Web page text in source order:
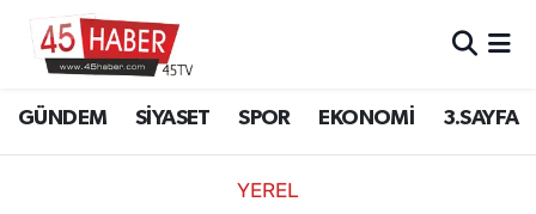
GÜNDEM SİYASET SPOR EKONOMİ 3.SAYFA
YEREL
SİYASET
Manisa Hava Durumu